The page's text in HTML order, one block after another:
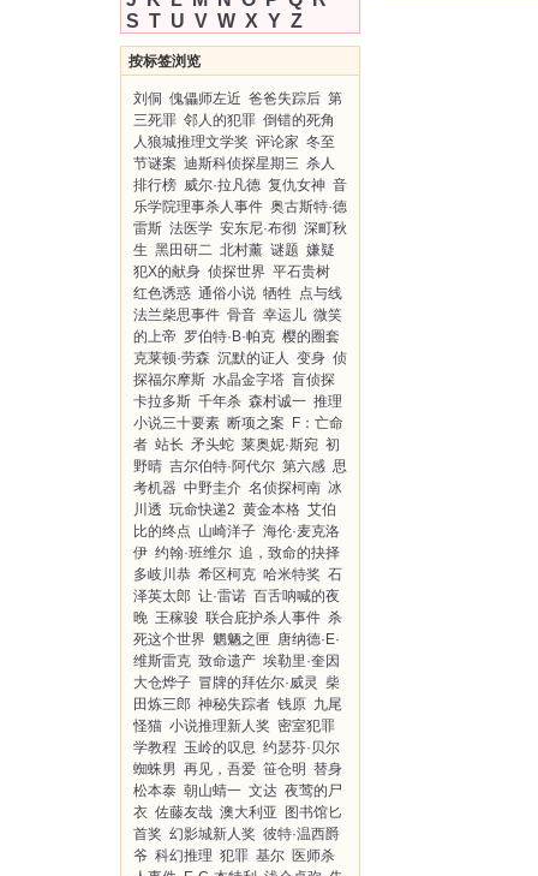
S T U V W X Y Z
按标签浏览
刘侗 傀儡师左近 爸爸失踪后 第
三死罪 邻人的犯罪 倒错的死角
人狼城推理文学奖 评论家 冬至
节谜案 迪斯科侦探星期三 杀人
排行榜 威尔·拉凡德 复仇女神 音
乐学院理事杀人事件 奥古斯特·德
雷斯 法医学 安东尼·布彻 深町秋
生 黑田研二 北村薰 谜题 嫌疑
犯X的献身 侦探世界 平石贵树
红色诱惑 通俗小说 牺牲 点与线
法兰柴思事件 骨音 幸运儿 微笑
的上帝 罗伯特·B·帕克 樱的圈套
克莱顿·劳森 沉默的证人 变身 侦
探福尔摩斯 水晶金字塔 盲侦探
卡拉多斯 千年杀 森村诚一 推理
小说三十要素 断项之案
F：亡命
者 站长 矛头蛇 莱奥妮·斯宛 初
野晴 吉尔伯特·阿代尔 第六感 思
考机器 中野圭介 名侦探柯南 冰
川透 玩命快递2 黄金本格 艾伯
比的终点 山崎洋子 海伦·麦克洛
伊 约翰·班维尔 追，致命的抉择
多岐川恭 希区柯克 哈米特奖 石
泽英太郎 让·雷诺 百舌呐喊的夜
晚 王稼骏 联合庇护杀人事件 杀
死这个世界 魍魉之匣 唐纳德·E·
维斯雷克 致命遗产 埃勒里·奎因
大仓烨子 冒牌的拜佐尔·威灵 柴
田炼三郎 神秘失踪者 钱原 九尾
怪猫 小说推理新人奖 密室犯罪
学教程 玉岭的叹息 约瑟芬·贝尔
蜘蛛男 再见，吾爱 笹仓明 替身
松本泰 朝山蜻一 文达 夜莺的尸
衣 佐藤友哉 澳大利亚
图书馆匕
首奖 幻影城新人奖 彼特·温西爵
爷 科幻推理 犯罪 基尔 医师杀